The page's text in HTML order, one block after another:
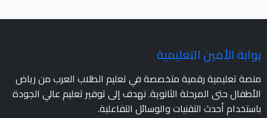
بوابة الأمين التعليمية
منصة تعليمية رقمية متخصصة في تعليم الطلاب العرب من رياض
الأطفال حتى المرحلة الثانوية. نهدف إلى توفير تعليم عالي الجودة
باستخدام أحدث التقنيات والوسائل التفاعلية.